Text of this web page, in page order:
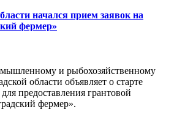
начался прием заявок на
фермер»
и рыбохозяйственному
области объявляет о старте
предоставления грантовой
фермер».